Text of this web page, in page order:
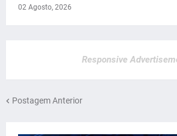
02 Agosto, 2026
Responsive
Postagem Anterior